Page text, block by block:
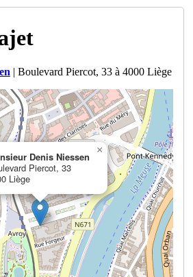
| Boulevard Piercot, 33 à 4000 Liège
Denis Niessen
Piercot, 33
Liège
×